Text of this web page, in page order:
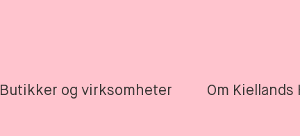
Hovedmeny
Butikker og virksomheter Om Kiellands